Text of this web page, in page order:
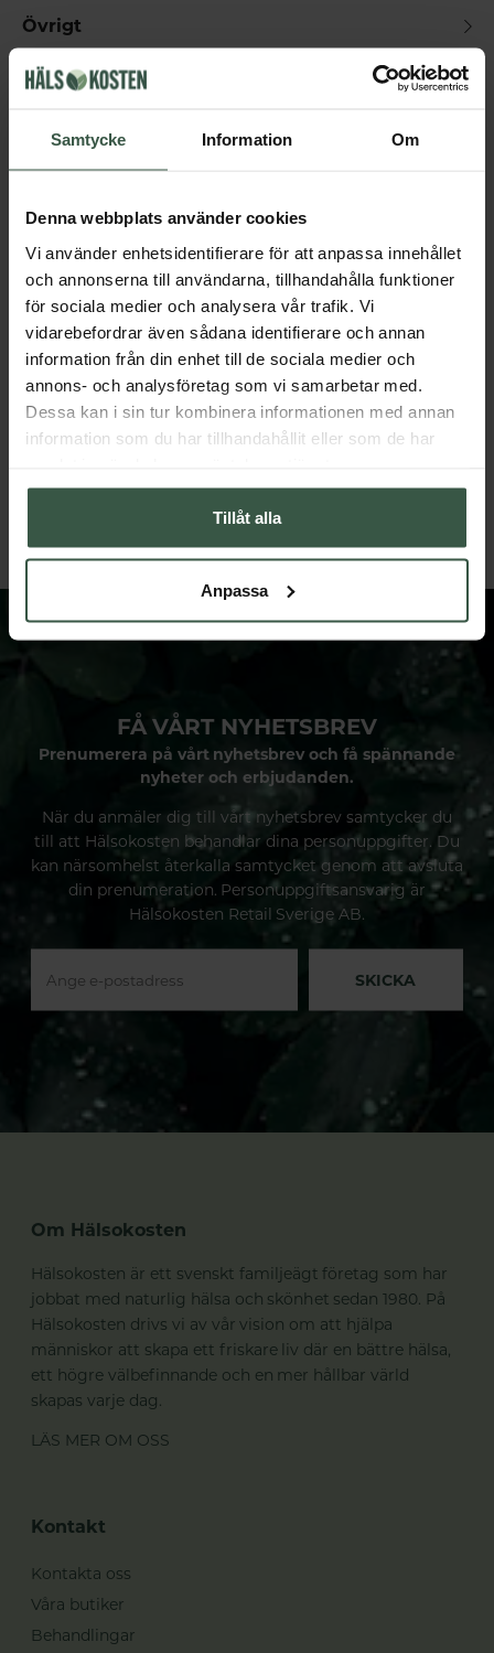
Samtycke Information Om
Denna webbplats använder cookies
Vi använder enhetsidentifierare för att anpassa innehållet
och annonserna till användarna, tillhandahålla funktioner
för sociala medier och analysera vår trafik. Vi
vidarebefordrar även sådana identifierare och annan
information från din enhet till de sociala medier och
annons- och analysföretag som vi samarbetar med.
Dessa kan i sin tur kombinera informationen med annan
information som du har tillhandahållit eller som de har
Tillåt alla
Anpassa
Övrigt
Andra köpte också
Testobalans Ekonomipack 2x90k
498 kr 598 kr 299 kr 378 kr
FÅ VÅRT NYHETSBREV
Prenumerera på vårt nyhetsbrev och få spännande
nyheter och erbjudanden.
När du anmäler dig till vårt nyhetsbrev samtycker du
till att Hälsokosten behandlar dina personuppgifter. Du
kan närsomhelst återkalla samtycket genom att avsluta
din prenumeration. Personuppgiftsansvarig är
Hälsokosten Retail Sverige AB.
SKICKA
Om Hälsokosten
Hälsokosten är ett svenskt familjeägt företag som har
jobbat med naturlig hälsa och skönhet sedan 1980. På
Hälsokosten drivs vi av vår vision om att hjälpa
människor att skapa ett friskare liv där en bättre hälsa,
ett högre välbefinnande och en mer hållbar värld
skapas varje dag.
LÄS MER OM OSS
Kontakt
Kontakta oss
Våra butiker
Behandlingar